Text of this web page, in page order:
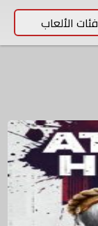
فئات الألعاب